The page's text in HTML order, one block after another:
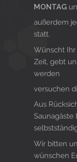
MONTAG
außerdem
statt.
Wünscht Ihr
Zeit, gebt
werden
versuchen
Aus
Saunagäste
Wir bitten
wünschen